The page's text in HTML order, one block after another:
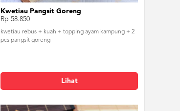
Kwetiau Pangsit Goreng
Rp 58.850
kwetiau rebus + kuah + topping ayam kampung + 2
pcs pangsit goreng
Lihat